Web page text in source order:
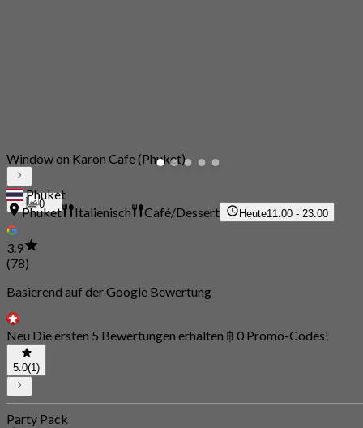
0
Window on Karon Cafe (Phuket)
Phuket
Phuket
Italienisch Café/Dessert Heute11:00 - 23:00
3.9
(78)
Basierend auf der Google Bewertung
Neu Die ersten 5 Bewertungen erhalten ฿ 0 Promo-Codes!
5.0(1)
Party Pack